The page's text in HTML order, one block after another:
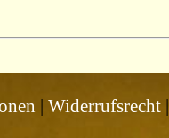
| Widerrufsrecht|